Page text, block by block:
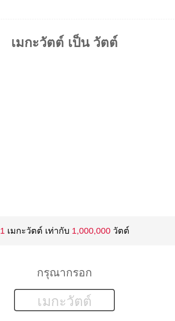
เมกะวัตต์ เป็น วัตต์
1เมกะวัตต์ เท่ากับ 1,000,000วัตต์
กรุณากรอก